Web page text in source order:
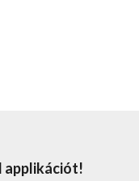
applikációt!